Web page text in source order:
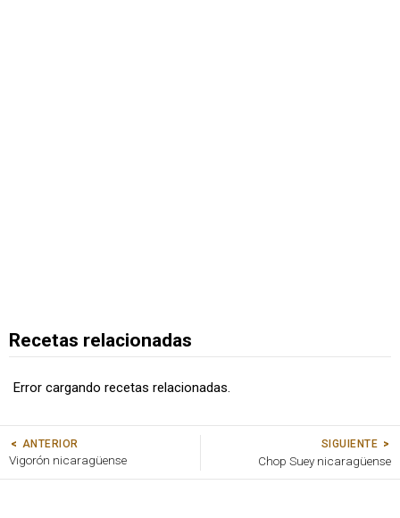
Recetas relacionadas
Error cargando recetas relacionadas.
ANTERIOR
Vigorón nicaragüense
SIGUIENTE
Chop Suey nicaragüense